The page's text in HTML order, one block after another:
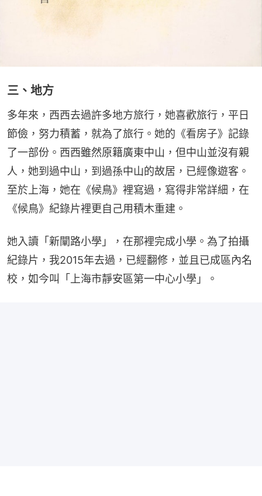
三、地方
多年來，西西去過許多地方旅行，她喜歡旅行，平日
節儉，努力積蓄，就為了旅行。她的《看房子》記錄
了一部份。西西雖然原籍廣東中山，但中山並沒有親
人，她到過中山，到過孫中山的故居，已經像遊客。
至於上海，她在《候鳥》裡寫過，寫得非常詳細，在
《候鳥》紀錄片裡更自己用積木重建。
她入讀「新闡路小學」，在那裡完成小學。為了拍攝
紀錄片，我2015年去過，已經翻修，並且已成區內名
校，如今叫「上海市靜安區第一中心小學」。